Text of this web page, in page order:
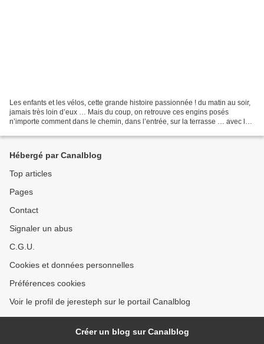
Les enfants et les vélos, cette grande histoire passionnée ! du matin au soir,
jamais très loin d’eux … Mais du coup, on retrouve ces engins posés
n’importe comment dans le chemin, dans l’entrée, sur la terrasse … avec les
Hébergé par Canalblog
Top articles
Pages
Contact
Signaler un abus
C.G.U.
Cookies et données personnelles
Préférences cookies
Voir le profil de jeresteph sur le portail Canalblog
Créer un blog sur Canalblog